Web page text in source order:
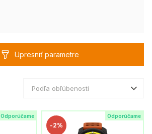
Upresniť parametre
Podľa obľúbenosti
Odporúčame Odporúčame
-2%